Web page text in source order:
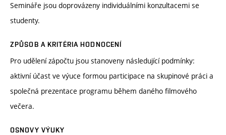
Semináře jsou doprovázeny individuálními konzultacemi se
studenty.
ZPŮSOB A KRITÉRIA HODNOCENÍ
Pro udělení zápočtu jsou stanoveny následující podmínky:
aktivní účast ve výuce formou participace na skupinové práci a
společná prezentace programu během daného filmového
večera.
OSNOVY VÝUKY